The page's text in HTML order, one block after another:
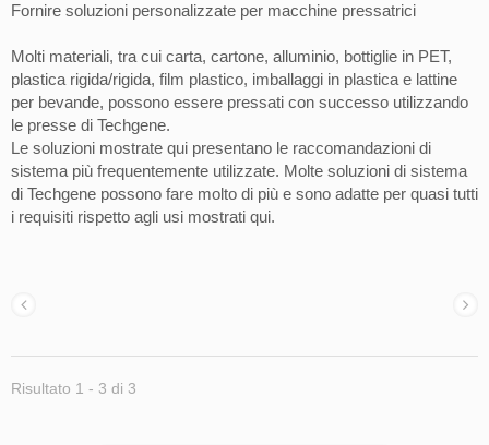
Fornire soluzioni personalizzate per macchine pressatrici
Molti materiali, tra cui carta, cartone, alluminio, bottiglie in PET,
plastica rigida/rigida, film plastico, imballaggi in plastica e lattine
per bevande, possono essere pressati con successo utilizzando
le presse di Techgene.
Le soluzioni mostrate qui presentano le raccomandazioni di
sistema più frequentemente utilizzate. Molte soluzioni di sistema
di Techgene possono fare molto di più e sono adatte per quasi tutti
i requisiti rispetto agli usi mostrati qui.
Risultato 1 - 3 di 3